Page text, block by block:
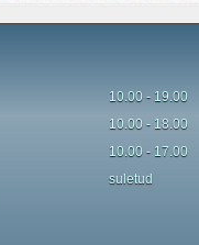
10.00 - 19.00
10.00 - 18.00
10.00 - 17.00
suletud